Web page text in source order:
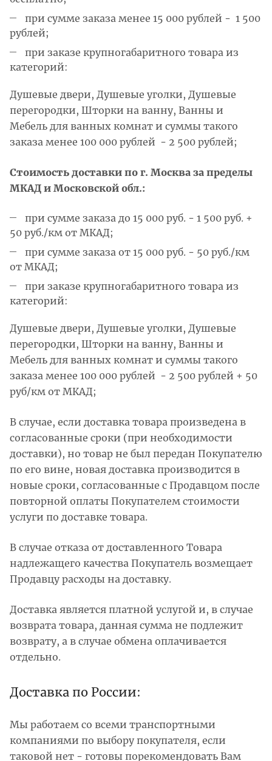
при сумме заказа менее 15 000 рублей - 1 500
рублей;
при заказе крупногабаритного товара из
категорий:
Душевые двери, Душевые уголки, Душевые
перегородки, Шторки на ванну, Ванны и
Мебель для ванных комнат и суммы такого
заказа менее 100 000 рублей - 2 500 рублей;
Стоимость доставки по г. Москва за пределы
МКАД и Московской обл.:
при сумме заказа до 15 000 руб. - 1 500 руб. +
50 руб./км от МКАД;
при сумме заказа от 15 000 руб. - 50 руб./км
от МКАД;
при заказе крупногабаритного товара из
категорий:
Душевые двери, Душевые уголки, Душевые
перегородки, Шторки на ванну, Ванны и
Мебель для ванных комнат и суммы такого
заказа менее 100 000 рублей - 2 500 рублей + 50
руб/км от МКАД;
В случае, если доставка товара произведена в
согласованные сроки (при необходимости
доставки), но товар не был передан Покупателю
по его вине, новая доставка производится в
новые сроки, согласованные с Продавцом после
повторной оплаты Покупателем стоимости
услуги по доставке товара.
В случае отказа от доставленного Товара
надлежащего качества Покупатель возмещает
Продавцу расходы на доставку.
Доставка является платной услугой и, в случае
возврата товара, данная сумма не подлежит
возврату, а в случае обмена оплачивается
отдельно.
Доставка по России:
Мы работаем со всеми транспортными
компаниями по выбору покупателя, если
таковой нет - готовы порекомендовать Вам